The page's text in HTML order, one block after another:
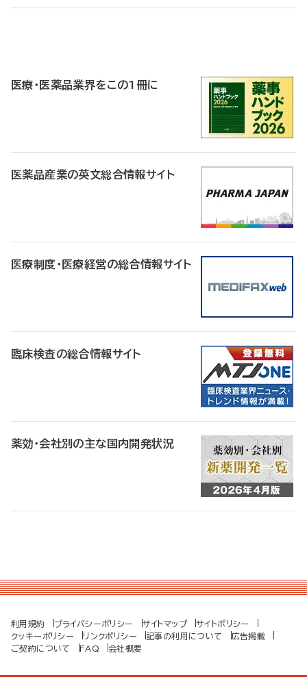
医療・医薬品業界をこの1冊に
医薬品産業の英文総合情報サイト
医療制度・医療経営の総合情報サイト
臨床検査の総合情報サイト
薬効・会社別の主な国内開発状況
利用規約 プライバシーポリシー サイトマップ
サイトポリシー
クッキーポリシー
リンクポリシー 記事の利用について
広告掲載
ご契約について
FAQ 会社概要